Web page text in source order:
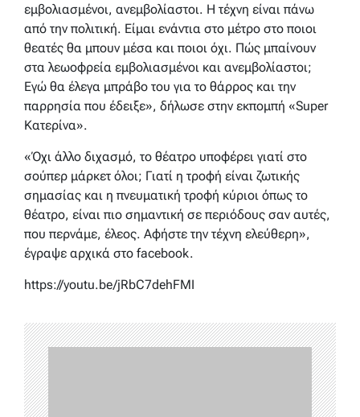
εμβολιασμένοι, ανεμβολίαστοι. Η τέχνη είναι πάνω
από την πολιτική. Είμαι ενάντια στο μέτρο στο ποιοι
θεατές θα μπουν μέσα και ποιοι όχι. Πώς μπαίνουν
στα λεωοφρεία εμβολιασμένοι και ανεμβολίαστοι;
Εγώ θα έλεγα μπράβο του για το θάρρος και την
παρρησία που έδειξε», δήλωσε στην εκπομπή «Super
Κατερίνα».
«Όχι άλλο διχασμό, το θέατρο υποφέρει γιατί στο
σούπερ μάρκετ όλοι; Γιατί η τροφή είναι ζωτικής
σημασίας και η πνευματική τροφή κύριοι όπως το
θέατρο, είναι πιο σημαντική σε περιόδους σαν αυτές,
που περνάμε, έλεος. Αφήστε την τέχνη ελεύθερη»,
έγραψε αρχικά στο facebook.
https://youtu.be/jRbC7dehFMI